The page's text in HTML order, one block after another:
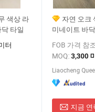
색상 라
타일
터
자연 오크
미네이트 바
FOB 가격 참
MOQ:3,300
지금 연